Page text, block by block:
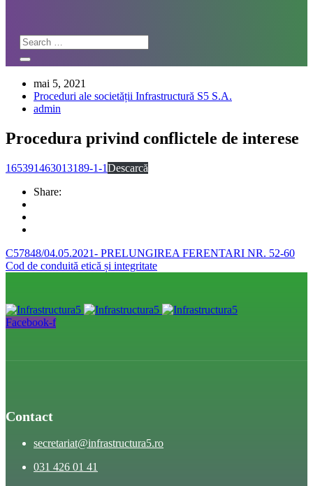
mai 5, 2021
Proceduri ale societății Infrastructură S5 S.A.
admin
Procedura privind conflictele de interese
165391463013189-1-1Descarcă
Share:
C57848/04.05.2021- PRELUNGIREA FERENTARI NR. 52-60
Cod de conduită etică și integritate
Facebook-f
Contact
secretariat@infrastructura5.ro
031 426 01 41